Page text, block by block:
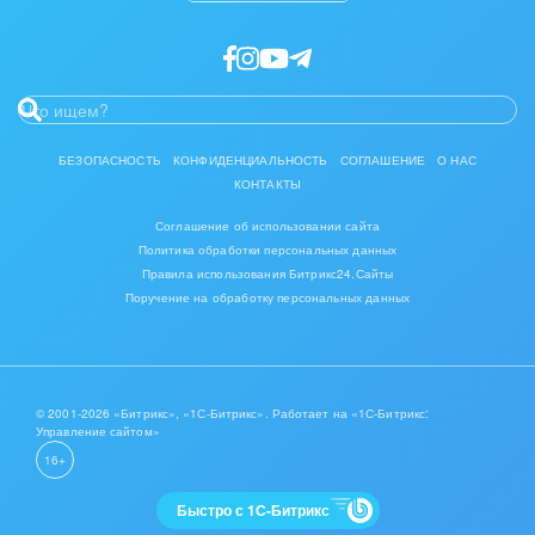
БЕЗОПАСНОСТЬ КОНФИДЕНЦИАЛЬНОСТЬ СОГЛАШЕНИЕ
О НАС
КОНТАКТЫ
Соглашение об использовании сайта
Политика обработки персональных данных
Правила использования Битрикс24.Сайты
Поручение на обработку персональных данных
© 2001-2026 «Битрикс», «1С-Битрикс». Работает на «1С-Битрикс:
Управление сайтом»
16+
Быстро с 1С-Битрикс